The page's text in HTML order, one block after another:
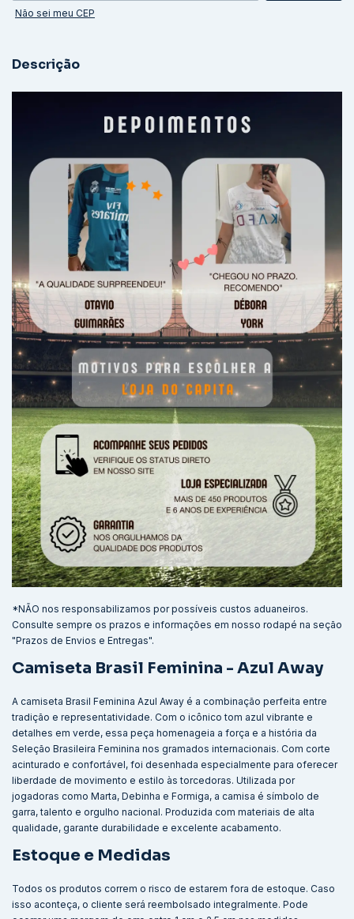
Não sei meu CEP
Descrição
*NÃO nos responsabilizamos por possíveis custos aduaneiros.
Consulte sempre os prazos e informações em nosso rodapé na seção
"Prazos de Envios e Entregas".
Camiseta Brasil Feminina - Azul Away
A camiseta Brasil Feminina Azul Away é a combinação perfeita entre
tradição e representatividade. Com o icônico tom azul vibrante e
detalhes em verde, essa peça homenageia a força e a história da
Seleção Brasileira Feminina nos gramados internacionais. Com corte
acinturado e confortável, foi desenhada especialmente para oferecer
liberdade de movimento e estilo às torcedoras. Utilizada por
jogadoras como Marta, Debinha e Formiga, a camisa é símbolo de
garra, talento e orgulho nacional. Produzida com materiais de alta
qualidade, garante durabilidade e excelente acabamento.
Estoque e Medidas
Todos os produtos correm o risco de estarem fora de estoque. Caso
isso aconteça, o cliente será reembolsado integralmente. Pode